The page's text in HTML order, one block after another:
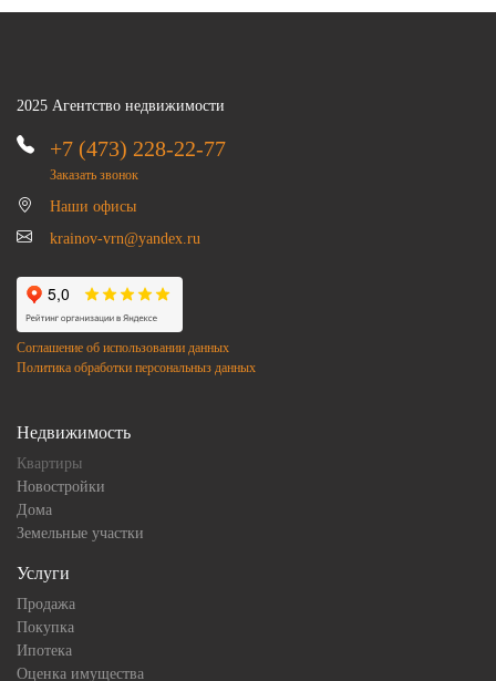
2025 Агентство недвижимости
+7 (473) 228-22-77
Заказать звонок
Наши офисы
krainov-vrn@yandex.ru
Соглашение об использовании данных
Политика обработки персональныз данных
Недвижимость
Квартиры
Новостройки
Дома
Земельные участки
Услуги
Продажа
Покупка
Ипотека
Оценка имущества